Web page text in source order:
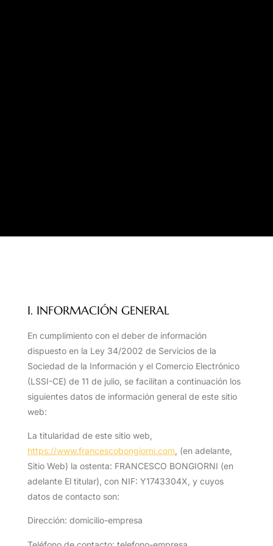
I. INFORMACIÓN GENERAL
En cumplimiento con el deber de información
dispuesto en la Ley 34/2002 de Servicios de la
Sociedad de la Información y el Comercio Electrónico
(LSSI-CE) de 11 de julio, se facilitan a continuación los
siguientes datos de información general de este sitio
web:
La titularidad de este sitio web,
https://www.francescobongiorni.com, (en adelante,
Sitio Web) la ostenta: FRANCESCO BONGIORNI (en
adelante El titular) , con NIF: Y1743304X , y cuyos
datos de contacto son:
Dirección: domicilio-empresa